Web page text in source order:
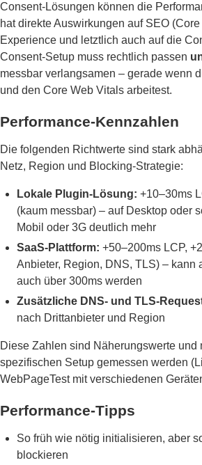
Consent-Lösungen können die
hat direkte Auswirkungen auf SEO
Experience und letztlich auch auf die
Consent-Setup muss rechtlich passen
messbar verlangsamen – gerade wenn
und den Core Web Vitals arbeitest.
Performance-Kennzahlen
Die folgenden Richtwerte sind stark
Netz, Region und Blocking-Strategie:
Lokale Plugin-Lösung: +10–30ms
(kaum messbar) – auf Desktop oder
Mobil oder 3G deutlich mehr
SaaS-Plattform: +50–200ms LCP,
Anbieter, Region, DNS, TLS) – kann
auch über 300ms werden
Zusätzliche DNS- und TLS-
nach Drittanbieter und Region
Diese Zahlen sind Näherungswerte und
spezifischen Setup gemessen werden
WebPageTest mit verschiedenen
Performance-Tipps
So früh wie nötig initialisieren, aber
blockieren